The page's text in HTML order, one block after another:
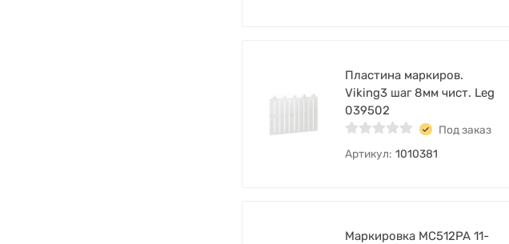
Пластина маркиров.
Viking3 шаг 8мм чист. Leg
039502
Под заказ
Артикул: 1010381
Маркировка MC512PA 11-